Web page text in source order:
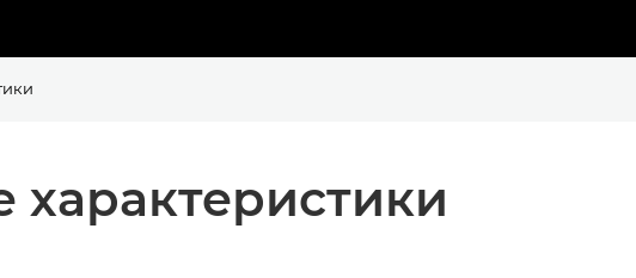
характеристики